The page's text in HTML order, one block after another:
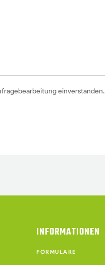
einverstanden.
INFORMATIONEN
FORMULARE